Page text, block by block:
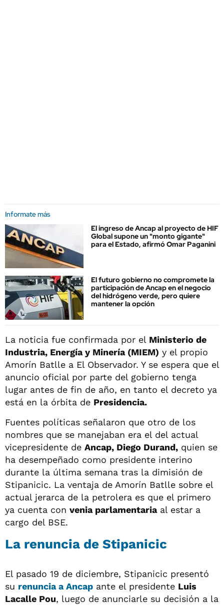
Informate más
El ingreso de Ancap al proyecto de HIF
Global supone un "monto gigante"
para el Estado, afirmó Omar Paganini
El futuro gobierno no compromete la
participación de Ancap en el negocio
del hidrógeno verde, pero quiere
mantener la opción
La noticia fue confirmada por el Ministerio de
Industria, Energía y Minería (MIEM) y el propio
Amorín Batlle a El Observador. Y se espera que el
anuncio oficial por parte del gobierno tenga
lugar antes de fin de año, en tanto el decreto ya
está en la órbita de Presidencia.
Fuentes políticas señalaron que otro de los
nombres que se manejaban era el del actual
vicepresidente de Ancap, Diego Durand, quien se
ha desempeñado como presidente interino
durante la última semana tras la dimisión de
Stipanicic. La ventaja de Amorín Batlle sobre el
actual jerarca de la petrolera es que el primero
ya cuenta con venia parlamentariaal estar a
cargo del BSE.
La renuncia de Stipanicic
El pasado 19 de diciembre, Stipanicic presentó
su renuncia aAncap ante el presidente Luis
Lacalle Pou, luego de anunciarle su decisión a la